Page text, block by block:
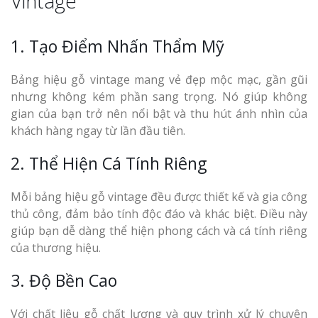
1. Tạo Điểm Nhấn Thẩm Mỹ
Bảng hiệu gỗ vintage mang vẻ đẹp mộc mạc, gần gũi
nhưng không kém phần sang trọng. Nó giúp không
gian của bạn trở nên nổi bật và thu hút ánh nhìn của
khách hàng ngay từ lần đầu tiên.
2. Thể Hiện Cá Tính Riêng
Mỗi bảng hiệu gỗ vintage đều được thiết kế và gia công
thủ công, đảm bảo tính độc đáo và khác biệt. Điều này
giúp bạn dễ dàng thể hiện phong cách và cá tính riêng
của thương hiệu.
3. Độ Bền Cao
Với chất liệu gỗ chất lượng và quy trình xử lý chuyên